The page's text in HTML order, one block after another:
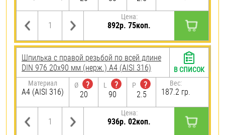
Цена:
892р. 75коп.
Шпилька с правой резьбой по всей длине
DIN 976 20х90 мм (нерж.) A4 (AISI 316)
Материал
A4 (AISI 316)
Ø
?
20
L
?
90
P
?
2.5
Вес:
187.2 гр.
Цена:
936р. 02коп.
В СПИСОК